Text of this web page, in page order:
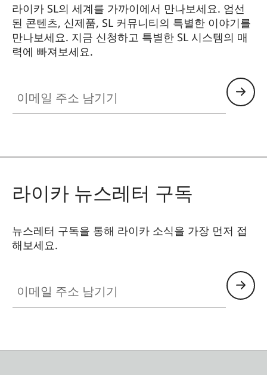
라이카 SL의 세계를 가까이에서 만나보세요. 엄선
된 콘텐츠, 신제품, SL 커뮤니티의 특별한 이야기를
만나보세요. 지금 신청하고 특별한 SL 시스템의 매
력에 빠져보세요.
라이카 뉴스레터 구독
뉴스레터 구독을 통해 라이카 소식을 가장 먼저 접
해보세요.